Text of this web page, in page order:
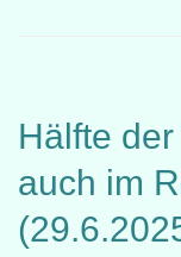
Hälfte
auch im